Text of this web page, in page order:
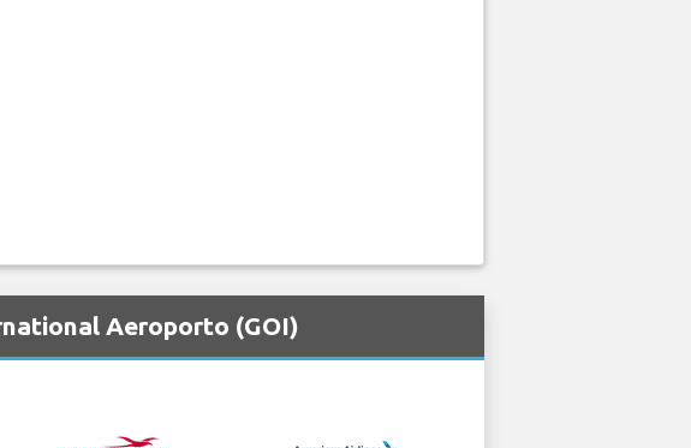
Aeroporto (GOI)